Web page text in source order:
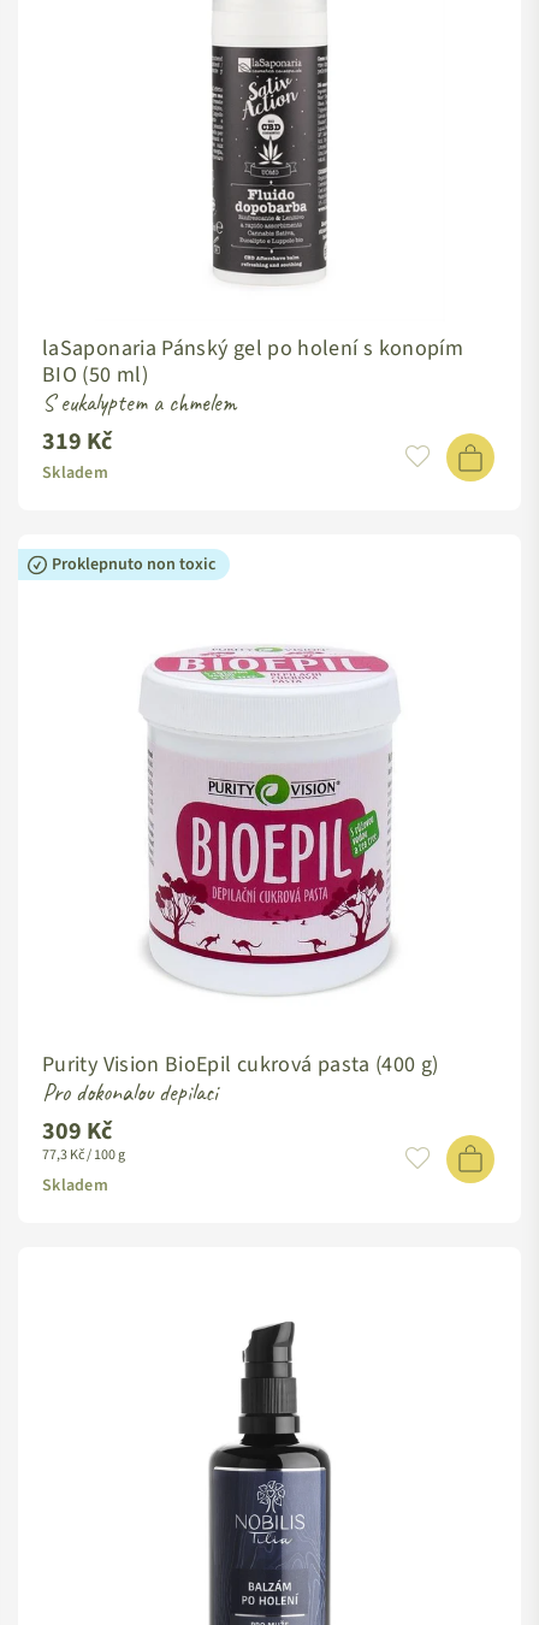
laSaponaria Pánský gel po holení s konopím
BIO (50 ml)
S eukalyptem a chmelem
Standardní
cena
319 Kč
Skladem
Proklepnuto non toxic
Purity Vision BioEpil cukrová pasta (400 g)
Pro dokonalou depilaci
Standardní
cena
309 Kč
77,3 Kč / 100 g
Skladem